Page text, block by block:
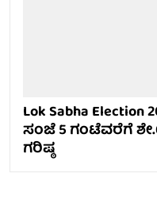
Lok Sabha Election
ಸಂಜೆ 5 ಗಂಟೆವರೆಗೆ
ಗರಿಷ್ಠ